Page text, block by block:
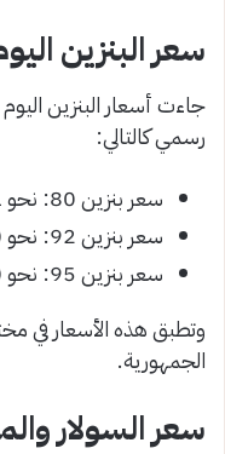
سعر البنزين
جاءت أسعار البنزين
رسمي كالتالي:
سعر بنزين 80: نحو 11 جنيهًا للتر
سعر بنزين 92: نحو 12.50 جنيهًا للتر
سعر بنزين 95: نحو 13.50 جنيهًا للتر
وتطبق هذه الأسعار في
الجمهورية.
سعر السولار